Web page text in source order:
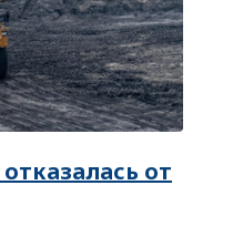
от